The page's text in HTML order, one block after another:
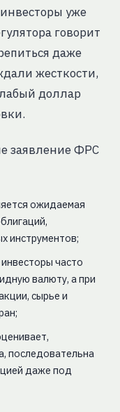
уже
говорит
даже
жесткости,
доллар
заявление ФРС
ожидаемая
инструментов;
часто
валюту, а при
сырье и
последовательна
даже под